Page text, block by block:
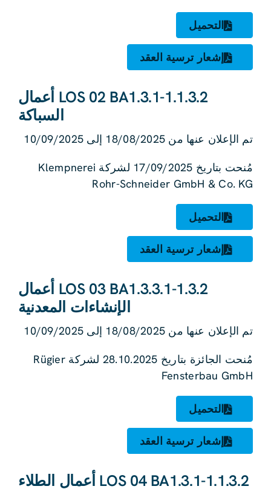
التحميل
إشعار ترسية العقد
LOS 02 BA1.3.1-1.1.3.2 أعمال
السباكة
تم الإعلان عنها من 18/08/2025 إلى 10/09/2025
مُنحت بتاريخ 17/09/2025 لشركة Klempnerei
Rohr-Schneider GmbH & Co. KG
التحميل
إشعار ترسية العقد
LOS 03 BA1.3.3.1-1.3.2 أعمال
الإنشاءات المعدنية
تم الإعلان عنها من 18/08/2025 إلى 10/09/2025
مُنحت الجائزة بتاريخ 28.10.2025 لشركة Rügier
Fensterbau GmbH
التحميل
إشعار ترسية العقد
LOS 04 BA1.3.1-1.1.3.2 أعمال الطلاء